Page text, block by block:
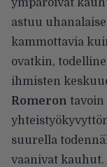
astuu
kammottavia
ovatkin,
ihmisten
Romeron tavoin
suurella
vaanivat kauhut.